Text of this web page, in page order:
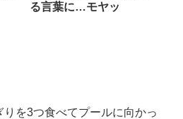
る言葉に…モヤッ
りを3つ食べてプールに向かっ